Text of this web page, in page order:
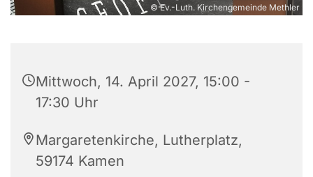
© Ev.-Luth. Kirchengemeinde Methler
Mittwoch, 14. April 2027, 15:00 -
17:30 Uhr
Margaretenkirche, Lutherplatz,
59174 Kamen